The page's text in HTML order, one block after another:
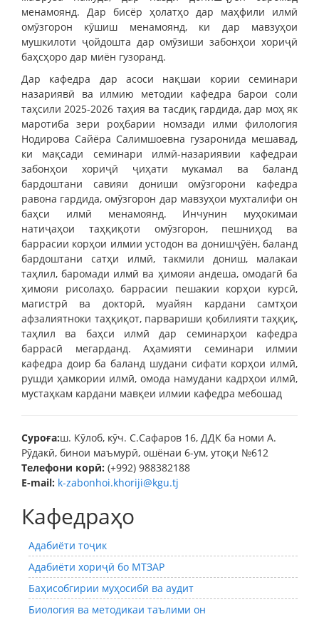
менамоянд. Дар бисёр ҳолатҳо дар маҳфили илмӣ
омӯзгорон кӯшиш менамоянд, ки дар мавзуҳои
мушкилоти ҷойдошта дар омӯзиши забонҳои хориҷӣ
баҳсҳоро дар миён гузоранд.
Дар кафедра дар асоси нақшаи кории семинари
назариявӣ ва илмию методии кафедра барои соли
таҳсили 2025-2026 таҳия ва тасдиқ гардида, дар моҳ як
маротиба зери роҳбарии номзади илми филология
Нодирова Сайёра Салимшоевна гузаронида мешавад,
ки мақсади семинари илмӣ-назариявии кафедраи
забонҳои хориҷӣ ҷиҳати мукамал ва баланд
бардоштани савияи дониши омӯзгорони кафедра
равона гардида, омӯзгорон дар мавзуҳои мухталифи он
баҳси илмӣ менамоянд. Инчунин муҳокимаи
натиҷаҳои таҳқиқоти омӯзгорон, пешниҳод ва
баррасии корҳои илмии устодон ва донишҷӯён, баланд
бардоштани сатҳи илмӣ, такмили дониш, малакаи
таҳлил, баромади илмӣ ва ҳимояи андеша, омодагӣ ба
ҳимояи рисолаҳо, баррасии пешакии корҳои курсӣ,
магистрӣ ва докторӣ, муайян кардани самтҳои
афзалиятноки таҳқиқот, парвариши қобилияти таҳқиқ,
таҳлил ва баҳси илмӣ дар семинарҳои кафедра
баррасӣ мегарданд. Аҳамияти семинари илмии
кафедра доир ба баланд шудани сифати корҳои илмӣ,
рушди ҳамкории илмӣ, омода намудани кадрҳои илмӣ,
мустаҳкам кардани мавқеи илмии кафедра мебошад
Суроға:ш. Кӯлоб, кӯч. С.Сафаров 16, ДДК ба номи А.
Рӯдакӣ, бинои маъмурӣ, ошёнаи 6-ум, утоқи №612
Телефони корӣ: (+992) 988382188
E-mail: k-zabonhoi.khoriji@kgu.tj
Кафедраҳо
Адабиёти тоҷик
Адабиёти хориҷӣ бо МТЗАР
Баҳисобгирии муҳосибӣ ва аудит
Биология ва методикаи таълими он